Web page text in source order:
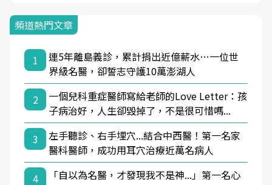
頻道熱門文章
1
連5年離島義診，累計捐出近億薪水…一位世
界級名醫，卻誓志守護10萬澎湖人
2
一個兒科重症醫師寫給老師的Love Letter：孩
子病治好，人生卻毀掉了，不是很可惜嗎...
3
左手聽診、右手埋穴...結合中西醫！第一名家
醫科醫師，成功用耳穴治療近萬名病人
4
「自以為名醫，才發現我不是神...」第一名心